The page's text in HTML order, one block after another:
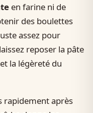
en farine ni de
des boulettes
assez pour
reposer la pâte
la légèreté du
rapidement après